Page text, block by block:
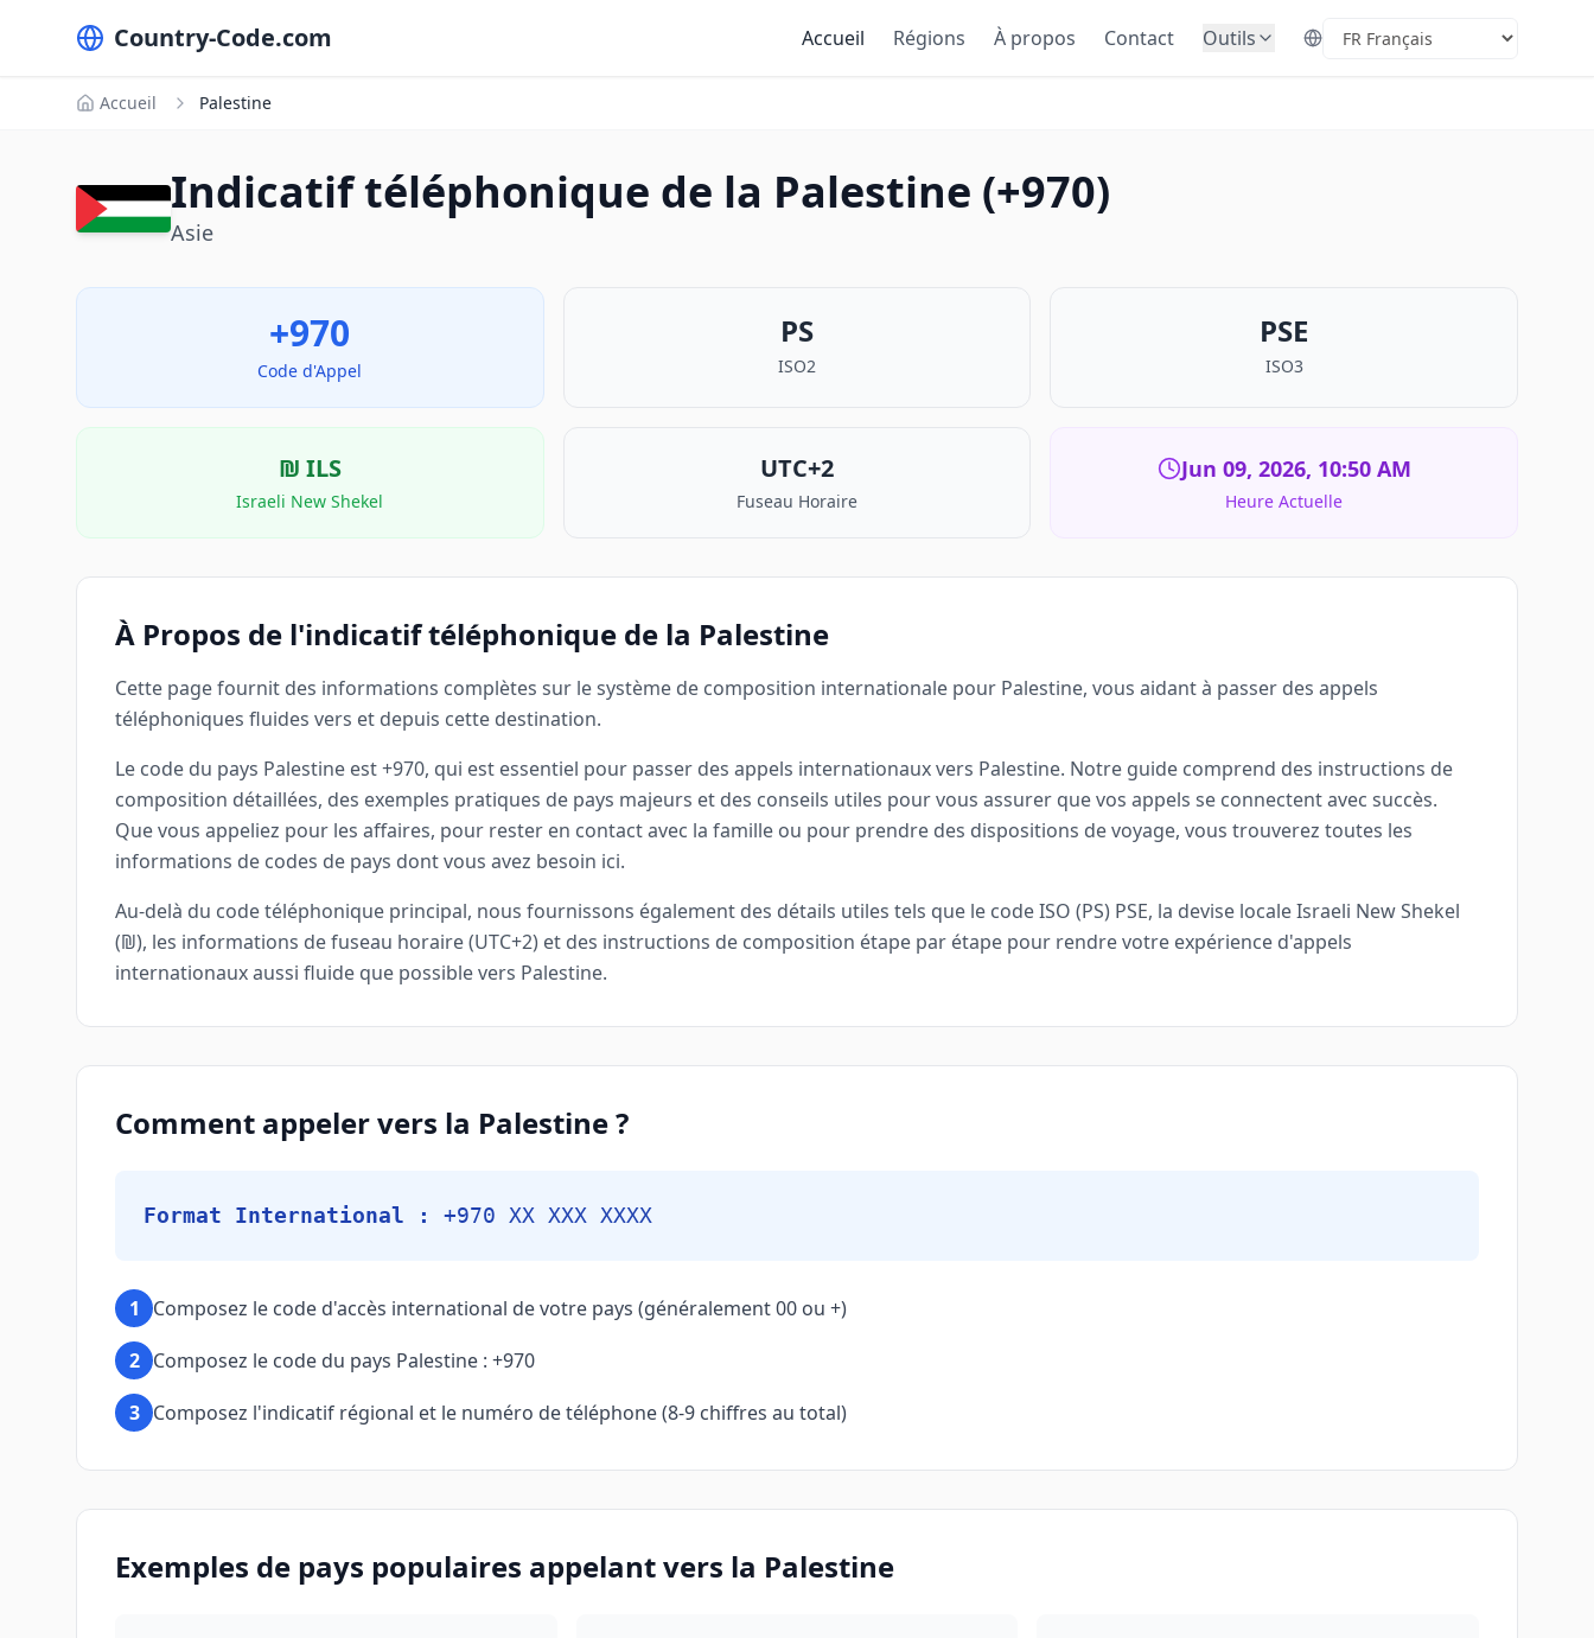
Country-Code.com Accueil Régions À propos Contact Outils Select Language
Accueil Palestine
Indicatif téléphonique de la Palestine (+970)
Asie
+970
Code d'Appel
PS
ISO2
PSE
ISO3
₪ ILS
Israeli New Shekel
UTC+2
Fuseau Horaire
Jun 09, 2026, 10:50 AM
Heure Actuelle
À Propos de l'indicatif téléphonique de la Palestine
Cette page fournit des informations complètes sur le système de composition internationale pour Palestine, vous aidant à passer des appels
téléphoniques fluides vers et depuis cette destination.
Le code du pays Palestine est +970, qui est essentiel pour passer des appels internationaux vers Palestine. Notre guide comprend des instructions de
composition détaillées, des exemples pratiques de pays majeurs et des conseils utiles pour vous assurer que vos appels se connectent avec succès.
Que vous appeliez pour les affaires, pour rester en contact avec la famille ou pour prendre des dispositions de voyage, vous trouverez toutes les
informations de codes de pays dont vous avez besoin ici.
Au-delà du code téléphonique principal, nous fournissons également des détails utiles tels que le code ISO (PS) PSE, la devise locale Israeli New Shekel
(₪), les informations de fuseau horaire (UTC+2) et des instructions de composition étape par étape pour rendre votre expérience d'appels
internationaux aussi fluide que possible vers Palestine.
Comment appeler vers la Palestine ?
Format International : +970 XX XXX XXXX
1
Composez le code d'accès international de votre pays (généralement 00 ou +)
2 Composez le code du pays Palestine : +970
3 Composez l'indicatif régional et le numéro de téléphone (8-9 chiffres au total)
Exemples de pays populaires appelant vers la Palestine